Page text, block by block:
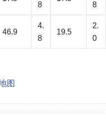
8
8
46.9
4.
8
19.5
2.
0
图